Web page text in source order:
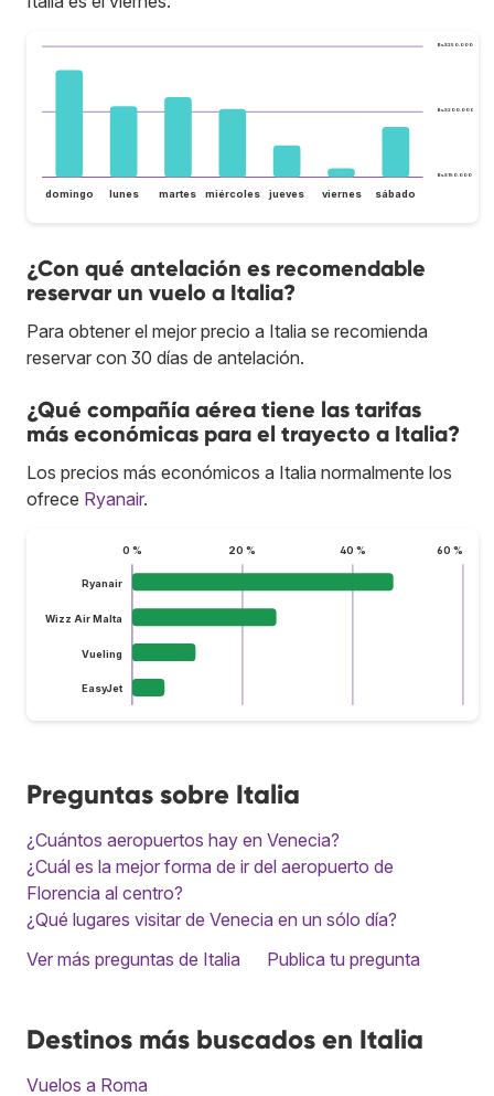
Bs.S150.000
Bs.S200.000
Bs.S250.000
domingo lunes martes miércoles jueves viernes sábado
¿Con qué antelación es recomendable
reservar un vuelo a Italia?
Para obtener el mejor precio a Italia se recomienda
reservar con 30 días de antelación.
¿Qué compañía aérea tiene las tarifas
más económicas para el trayecto a Italia?
Los precios más económicos a Italia normalmente los
ofrece Ryanair.
0 % 20 % 40 % 60 %
Ryanair
Wizz Air Malta
Vueling
EasyJet
Preguntas sobre Italia
¿Cuántos aeropuertos hay en Venecia?
¿Cuál es la mejor forma de ir del aeropuerto de
Florencia al centro?
¿Qué lugares visitar de Venecia en un sólo día?
Ver más preguntas de Italia
Publica tu pregunta
Destinos más buscados en Italia
Vuelos a Roma